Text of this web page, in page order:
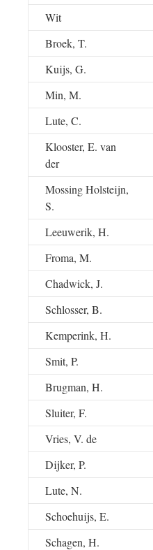
Wit
Broek, T.
Kuijs, G.
Min, M.
Lute, C.
Klooster, E. van
der
Mossing Holsteijn,
S.
Leeuwerik, H.
Froma, M.
Chadwick, J.
Schlosser, B.
Kemperink, H.
Smit, P.
Brugman, H.
Sluiter, F.
Vries, V. de
Dijker, P.
Lute, N.
Schoehuijs, E.
Schagen, H.